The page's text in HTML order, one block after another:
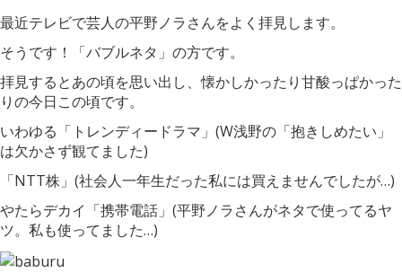
最近テレビで芸人の平野ノラさんをよく拝見します。
そうです！「バブルネタ」の方です。
拝見するとあの頃を思い出し、懐かしかったり甘酸っぱかった
りの今日この頃です。
いわゆる「トレンディードラマ」(W浅野の「抱きしめたい」
は欠かさず観てました)
「NTT株」(社会人一年生だった私には買えませんでしたが…)
やたらデカイ「携帯電話」(平野ノラさんがネタで使ってるヤ
ツ。私も使ってました…)